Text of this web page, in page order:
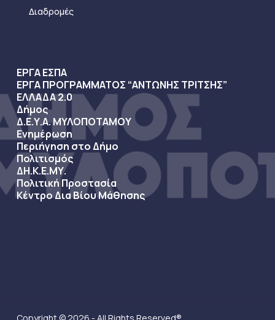
Διαδρομές
ΕΡΓΑ ΕΣΠΑ
ΕΡΓΑ ΠΡΟΓΡΑΜΜΑΤΟΣ “ΑΝΤΩΝΗΣ ΤΡΙΤΣΗΣ”
ΕΛΛΑΔΑ 2.0
Δήμος
Δ.Ε.Υ.Α. ΜΥΛΟΠΟΤΑΜΟΥ
Ενημέρωση
Περιήγηση στο Δήμο
Πολιτισμός
ΔΗ.Κ.Ε.ΜΥ.
Πολιτική Προστασία
Κέντρο Δια Βίου Μάθησης